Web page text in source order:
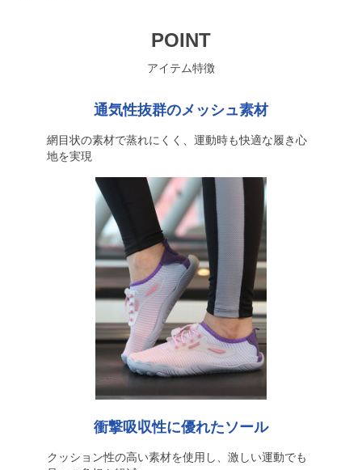
POINT
アイテム特徴
通気性抜群のメッシュ素材
網目状の素材で蒸れにくく、運動時も快適な履き心
地を実現
衝撃吸収性に優れたソール
クッション性の高い素材を使用し、激しい運動でも